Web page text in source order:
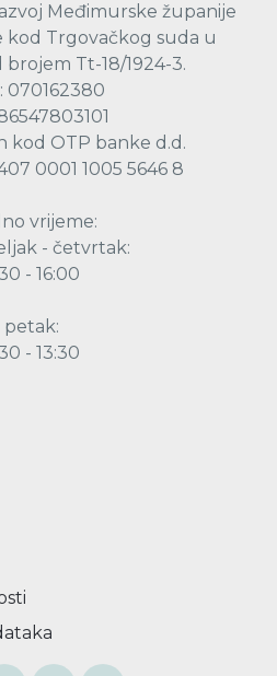
Međimurske županije
kod Trgovačkog suda u
Tt-18/1924-3.
070162380
kod OTP banke d.d.
0001 1005 5646 8
vrijeme:
- četvrtak:
- 16:00
petak:
- 13:30